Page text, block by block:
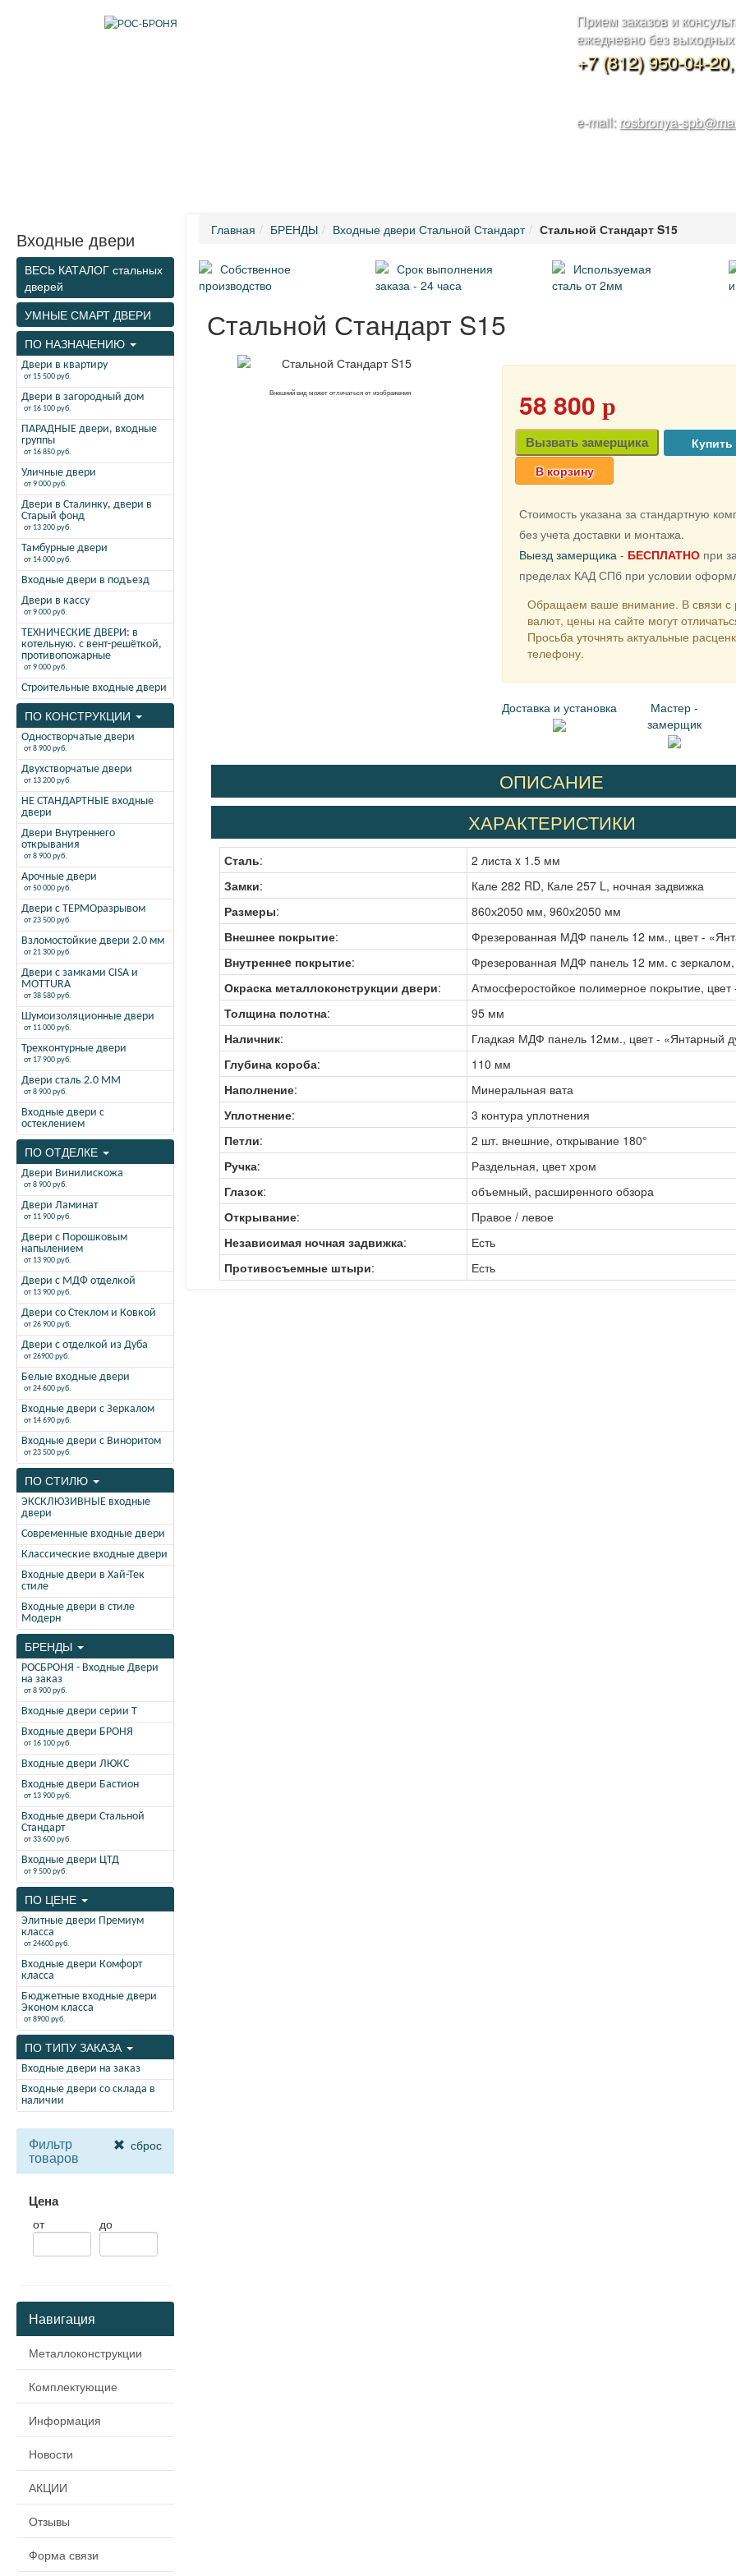
Прием заказов и
ежедневно без
+7 (812) 950-04-20,
e-mail: rosbronya-
Входные двери
ВЕСЬ КАТАЛОГ стальных
дверей
УМНЫЕ СМАРТ ДВЕРИ
ПО НАЗНАЧЕНИЮ
Двери в квартиру
от 15 500 руб.
Двери в загородный дом
от 16 100 руб.
ПАРАДНЫЕ двери, входные
группы
от 16 850 руб.
Уличные двери
от 9 000 руб.
Двери в Сталинку, двери в
Старый фонд
от 13 200 руб.
Тамбурные двери
от 14 000 руб.
Входные двери в подъезд
Двери в кассу
от 9 000 руб.
ТЕХНИЧЕСКИЕ ДВЕРИ: в
котельную. с вент-решёткой,
противопожарные
от 9 000 руб.
Строительные входные двери
ПО КОНСТРУКЦИИ
Одностворчатые двери
от 8 900 руб.
Двухстворчатые двери
от 13 200 руб.
НЕ СТАНДАРТНЫЕ входные
двери
Двери Внутреннего
открывания
от 8 900 руб.
Арочные двери
от 50 000 руб.
Двери с ТЕРМОразрывом
от 23 500 руб.
Взломостойкие двери 2.0 мм
от 21 300 руб.
Двери с замками CISA и
MOTTURA
от 38 580 руб.
Шумоизоляционные двери
от 11 000 руб.
Трехконтурные двери
от 17 900 руб.
Двери сталь 2.0 ММ
от 8 900 руб.
Входные двери с
остеклением
ПО ОТДЕЛКЕ
Двери Винилискожа
от 8 900 руб.
Двери Ламинат
от 11 900 руб.
Двери с Порошковым
напылением
от 13 900 руб.
Двери с МДФ отделкой
от 13 900 руб.
Двери со Стеклом и Ковкой
от 26 900 руб.
Двери с отделкой из Дуба
от 26900 руб.
Белые входные двери
от 24 600 руб.
Входные двери с Зеркалом
от 14 690 руб.
Входные двери с Виноритом
от 23 500 руб.
ПО СТИЛЮ
ЭКСКЛЮЗИВНЫЕ входные
двери
Современные входные двери
Классические входные двери
Входные двери в Хай-Тек
стиле
Входные двери в стиле
Модерн
БРЕНДЫ
РОСБРОНЯ - Входные Двери
на заказ
от 8 900 руб.
Входные двери серии Т
Входные двери БРОНЯ
от 16 100 руб.
Входные двери ЛЮКС
Входные двери Бастион
от 13 900 руб.
Входные двери Стальной
Стандарт
от 33 600 руб.
Входные двери ЦТД
от 9 500 руб.
ПО ЦЕНЕ
Элитные двери Премиум
класса
от 24600 руб.
Входные двери Комфорт
класса
Бюджетные входные двери
Эконом класса
от 8900 руб.
ПО ТИПУ ЗАКАЗА
Входные двери на заказ
Входные двери со склада в
наличии
сброс
Фильтр
товаров
Цена
от до
Навигация
Металлоконструкции
Комплектующие
Информация
Новости
АКЦИИ
Отзывы
Форма связи
Главная БРЕНДЫ Входные двери Стальной Стандарт Стальной Стандарт S15
Собственное
производство
Срок выполнения
заказа - 24 часа
Используемая
сталь от 2мм
Стальной Стандарт S15
Внешний вид может отличаться от изображения 58 800p
Вызвать замерщика
В корзину
Стоимость указана за стандартную
без учета доставки и монтажа.
Выезд замерщика - БЕСПЛАТНО при
пределах КАД СПб при условии
Обращаем ваше внимание. В связи с
валют, цены на сайте могут
Просьба уточнять актуальные
телефону.
Доставка и установка
Мастер -
замерщик
ОПИСАНИЕ
ХАРАКТЕРИСТИКИ
Сталь:
2 листа x 1.5 мм
Замки:
Кале 282 RD, Кале 257 L, ночная задвижка
Размеры:
860х2050 мм, 960х2050 мм
Внешнее покрытие:
Фрезерованная МДФ панель 12 мм., цвет -
Внутреннеe покрытие:
Фрезерованная МДФ панель 12 мм. с
Окраска металлоконструкции двери:
Атмосферостойкое полимерное покрытие,
Толщина полотна:
95 мм
Наличник:
Гладкая МДФ панель 12мм., цвет - «Янтарный
Глубина короба:
110 мм
Наполнение:
Минеральная вата
Уплотнение:
3 контура уплотнения
Петли:
2 шт. внешние, открывание 180°
Ручка:
Раздельная, цвет хром
Глазок:
объемный, расширенного обзора
Открывание:
Правое / левое
Независимая ночная задвижка:
Есть
Противосъемные штыри: Есть